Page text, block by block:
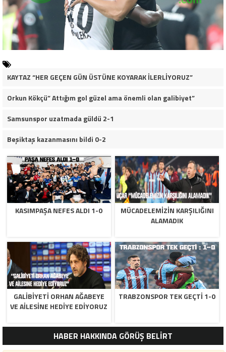
KAYTAZ “HER GEÇEN GÜN ÜSTÜNE KOYARAK İLERLİYORUZ”
Orkun Kökçü” Attığım gol güzel ama önemli olan galibiyet”
Samsunspor uzatmada güldü 2-1
Beşiktaş kazanmasını bildi 0-2
KASIMPAŞA NEFES ALDI 1-0
MÜCADELEMIZIN KARŞILIĞINI
ALAMADIK
GALIBIYETI ORHAN AĞABEYE
VE AILESINE HEDIYE EDIYORUZ
TRABZONSPOR TEK GEÇTI 1-0
HABER HAKKINDA GÖRÜŞ BELİRT